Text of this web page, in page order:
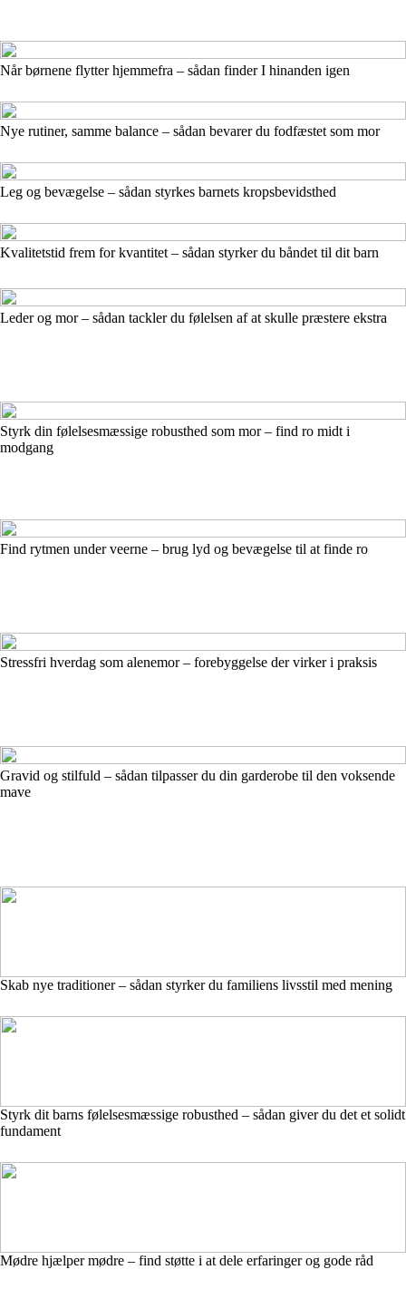
Når børnene flytter hjemmefra – sådan finder I hinanden igen
Nye rutiner, samme balance – sådan bevarer du fodfæstet som mor
Leg og bevægelse – sådan styrkes barnets kropsbevidsthed
Kvalitetstid frem for kvantitet – sådan styrker du båndet til dit barn
Leder og mor – sådan tackler du følelsen af at skulle præstere ekstra
Styrk din følelsesmæssige robusthed som mor – find ro midt i
modgang
Find rytmen under veerne – brug lyd og bevægelse til at finde ro
Stressfri hverdag som alenemor – forebyggelse der virker i praksis
Gravid og stilfuld – sådan tilpasser du din garderobe til den voksende
mave
Skab nye traditioner – sådan styrker du familiens livsstil med mening
Styrk dit barns følelsesmæssige robusthed – sådan giver du det et solidt
fundament
Mødre hjælper mødre – find støtte i at dele erfaringer og gode råd